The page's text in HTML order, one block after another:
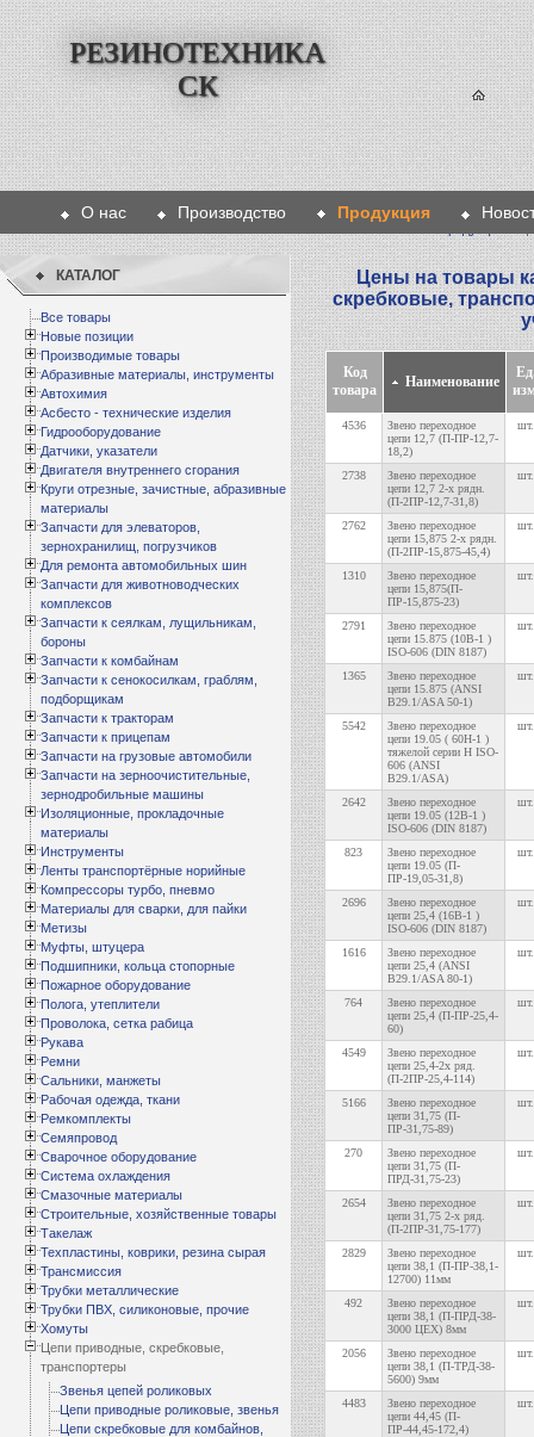
РЕЗИНОТЕХНИКА
СК
О нас Производство Продукция
КАТАЛОГ
Все товары
Новые позиции
Производимые товары
Абразивные материалы, инструменты
Автохимия
Асбесто - технические изделия
Гидрооборудование
Датчики, указатели
Двигателя внутреннего сгорания
Круги отрезные, зачистные, абразивные
материалы
Запчасти для элеваторов,
зернохранилищ, погрузчиков
Для ремонта автомобильных шин
Запчасти для животноводческих
комплексов
Запчасти к сеялкам, лущильникам,
бороны
Запчасти к комбайнам
Запчасти к сенокосилкам, граблям,
подборщикам
Запчасти к тракторам
Запчасти к прицепам
Запчасти на грузовые автомобили
Запчасти на зерноочистительные,
зернодробильные машины
Изоляционные, прокладочные
материалы
Инструменты
Ленты транспортёрные норийные
Компрессоры турбо, пневмо
Материалы для сварки, для пайки
Метизы
Муфты, штуцера
Подшипники, кольца стопорные
Пожарное оборудование
Полога, утеплители
Проволока, сетка рабица
Рукава
Ремни
Сальники, манжеты
Рабочая одежда, ткани
Ремкомплекты
Семяпровод
Сварочное оборудование
Система охлаждения
Смазочные материалы
Строительные, хозяйственные товары
Такелаж
Техпластины, коврики, резина сырая
Трансмиссия
Трубки металлические
Трубки ПВХ, силиконовые, прочие
Хомуты
Цепи приводные, скребковые,
транспортеры
Звенья цепей роликовых
Цепи приводные роликовые, звенья
Цепи скребковые для комбайнов,
Цены на товары
скребковые,
Код
товара
Наименование
4536
Звено переходное
цепи 12,7 (П-ПР-12,7-
18,2)
шт.
2738
Звено переходное
цепи 12,7 2-х рядн.
(П-2ПР-12,7-31,8)
шт.
2762
Звено переходное
цепи 15,875 2-х рядн.
(П-2ПР-15,875-45,4)
шт.
1310
Звено переходное
цепи 15,875(П-
ПР-15,875-23)
шт.
2791
Звено переходное
цепи 15.875 (10В-1 )
ISO-606 (DIN 8187)
шт.
1365
Звено переходное
цепи 15.875 (ANSI
B29.1/ASA 50-1)
шт.
5542
Звено переходное
цепи 19.05 ( 60H-1 )
тяжелой серии H ISO-
606 (ANSI
B29.1/ASA)
шт.
2642
Звено переходное
цепи 19.05 (12В-1 )
ISO-606 (DIN 8187)
шт.
823
Звено переходное
цепи 19.05 (П-
ПР-19,05-31,8)
шт.
2696
Звено переходное
цепи 25,4 (16В-1 )
ISO-606 (DIN 8187)
шт.
1616
Звено переходное
цепи 25,4 (ANSI
B29.1/ASA 80-1)
шт.
764
Звено переходное
цепи 25,4 (П-ПР-25,4-
60)
шт.
4549
Звено переходное
цепи 25,4-2х ряд.
(П-2ПР-25,4-114)
шт.
5166
Звено переходное
цепи 31,75 (П-
ПР-31,75-89)
шт.
270
Звено переходное
цепи 31,75 (П-
ПРД-31,75-23)
шт.
2654
Звено переходное
цепи 31,75 2-х ряд.
(П-2ПР-31,75-177)
шт.
2829
Звено переходное
цепи 38,1 (П-ПР-38,1-
12700) 11мм
шт.
492
Звено переходное
цепи 38,1 (П-ПРД-38-
3000 ЦЕХ) 8мм
шт.
2056
Звено переходное
цепи 38,1 (П-ТРД-38-
5600) 9мм
шт.
4483
Звено переходное
цепи 44,45 (П-
ПР-44,45-172,4)
шт.